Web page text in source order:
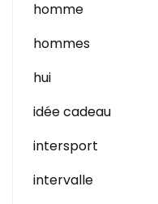
homme
hommes
hui
idée cadeau
intersport
intervalle